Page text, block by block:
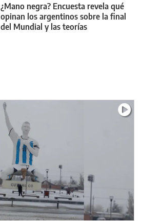
¿Mano negra? Encuesta revela qué
opinan los argentinos sobre la final
del Mundial y las teorías